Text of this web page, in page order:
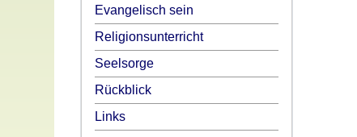
Evangelisch sein
Religionsunterricht
Seelsorge
Rückblick
Links